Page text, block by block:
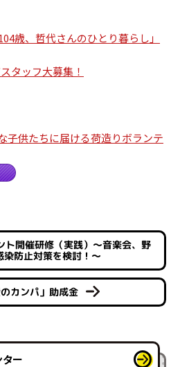
歳、哲代さんのひとり暮らし」
タッフ大募集！
子供たちに届ける荷造りボランテ
ト開催研修（実践）～音楽会、野
染防止対策を検討！～
のカンパ」助成金
ー